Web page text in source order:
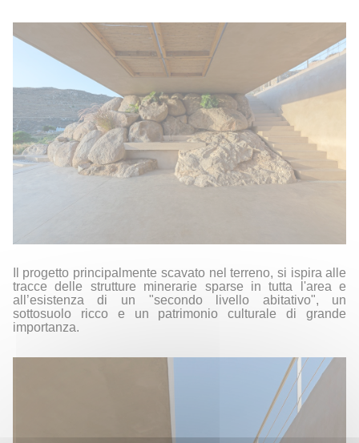
Il progetto principalmente scavato nel terreno, si ispira alle
tracce delle strutture minerarie sparse in tutta l'areae
all’esistenzadi un "secondo livello abitativo", un
sottosuolo ricco e un patrimonio culturale di grande
importanza.